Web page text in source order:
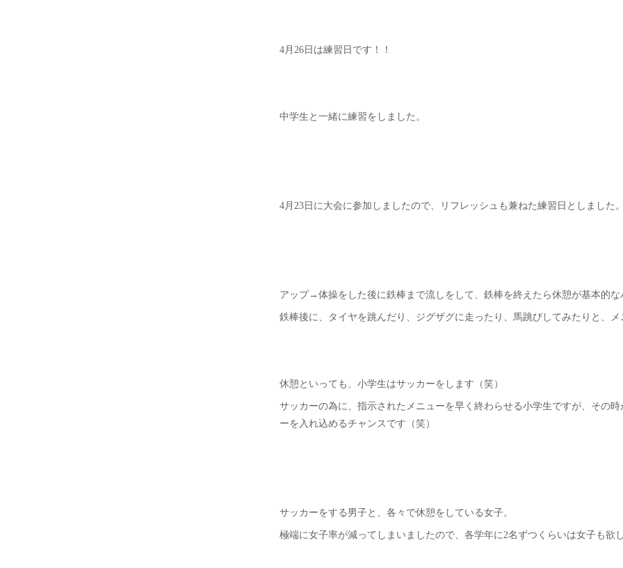
4月26日は練習日です！！
中学生と一緒に練習をしました。
4月23日に大会に参加しましたので、リフレッシュも兼ねた練習日としました。
アップ→体操をした後に鉄棒まで流しをして、鉄棒を終えたら休憩が基本的な
鉄棒後に、タイヤを跳んだり、ジグザグに走ったり、馬跳びしてみたりと、メ
休憩といっても、小学生はサッカーをします（笑）
サッカーの為に、指示されたメニューを早く終わらせる小学生ですが、その
ーを入れ込めるチャンスです（笑）
サッカーをする男子と、各々で休憩をしている女子。
極端に女子率が減ってしまいましたので、各学年に2名ずつくらいは女子も欲